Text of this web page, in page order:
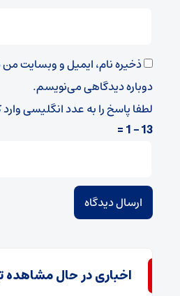
ذخیره نام، ایمیل و وبسایت من
دوباره دیدگاهی می‌نویسم.
لطفا پاسخ را به عدد انگلیسی
13 − 1 =
اخباری در حال مشاهده